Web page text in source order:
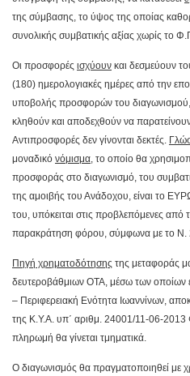
της σύμβασης, το ύψος της οποίας
συνολικής συμβατικής αξίας χωρίς το
Οι προσφορές ισχύουν και δεσμεύουν
(180) ημερολογιακές ημέρες από την
υποβολής προσφορών του
κληθούν και αποδεχθούν να
Αντιπροσφορές δεν γίνονται δεκτές.
μοναδικό νόμισμα, το οποίο θα
προσφοράς στο διαγωνισμό, του
της αμοιβής του Ανάδοχου, είναι το
του, υπόκειται στις προβλεπόμενες
παρακράτηση φόρου, σύμφωνα με το Ν.
Πηγή χρηματοδότησης της μεταφοράς
δευτεροβάθμιων ΟΤΑ, μέσω των οποίων
– Περιφερειακή Ενότητα Ιωαννίνων,
της Κ.Υ.Α. υπ΄ αριθμ. 24001/11-06-
πληρωμή θα γίνεται τμηματικά.
Ο διαγωνισμός θα πραγματοποιηθεί με